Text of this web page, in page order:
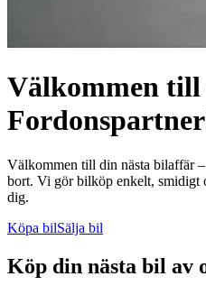
Välkommen till
Välkommen till din nästa bilaffär
bort. Vi gör bilköp enkelt, smidigt
dig.
Köpa bilSälja bil
Köp din nästa bil av